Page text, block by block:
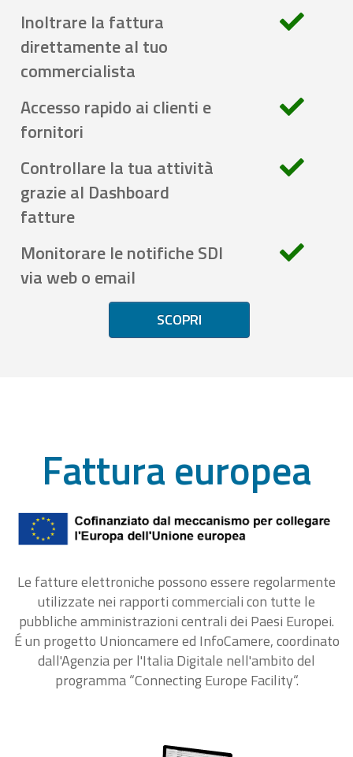
Inoltrare la fattura
direttamente al tuo
commercialista
Accesso rapido ai clienti e
fornitori
Controllare la tua attività
grazie al Dashboard
fatture
Monitorare le notifiche SDI
via web o email
SCOPRI
Fattura europea
Le fatture elettroniche possono essere regolarmente
utilizzate nei rapporti commerciali con tutte le
pubbliche amministrazioni centrali dei Paesi Europei.
É un progetto Unioncamere ed InfoCamere, coordinato
dall'Agenzia per l'Italia Digitale nell'ambito del
programma “Connecting Europe Facility“.